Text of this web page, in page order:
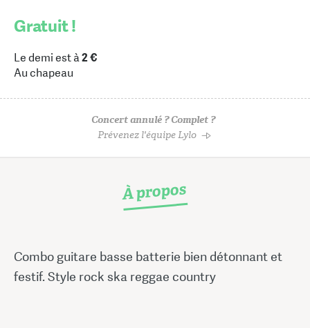
Gratuit !
Le demi est à2 €
Au chapeau
Concert annulé ? Complet ?
Prévenez l'équipe Lylo
À propos
Combo guitare basse batterie bien détonnant et
festif. Style rock ska reggae country